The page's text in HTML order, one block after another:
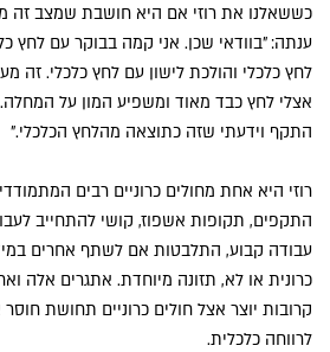
כששאלנו את רוזי אם היא חושבת שמצב זה
ענתה: "בוודאי שכן. אני קמה בבוקר עם לחץ
לחץ כלכלי והולכת לישון עם לחץ כלכלי. זה
אצלי לחץ כבד מאוד ומשפיע המון על המחלה.
התקף וידעתי שזה כתוצאה מהלחץ הכלכלי."
רוזי היא אחת מחולים כרוניים רבים
התקפים, תקופות אשפוז, קושי להתחייב
עבודה קבוע, התלבטות אם לשתף אחרים
כרונית או לא, תזונה מיוחדת. אתגרים אלה
קרובות יוצר אצל חולים כרוניים תחושת
לרווחה כלכלית.